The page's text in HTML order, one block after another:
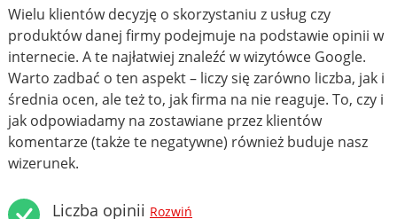
Wielu klientów decyzję o skorzystaniu z usług czy
produktów danej firmy podejmuje na podstawie opinii w
internecie. A te najłatwiej znaleźć w wizytówce Google.
Warto zadbać o ten aspekt – liczy się zarówno liczba, jak i
średnia ocen, ale też to, jak firma na nie reaguje. To, czy i
jak odpowiadamy na zostawiane przez klientów
komentarze (także te negatywne) również buduje nasz
wizerunek.
Liczba opinii Rozwiń